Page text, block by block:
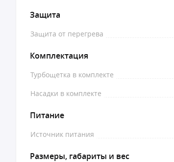
Защита
Защита от перегрева
Комплектация
Турбощетка в комплекте
Насадки в комплекте
Питание
Источник питания
Размеры, габариты и вес